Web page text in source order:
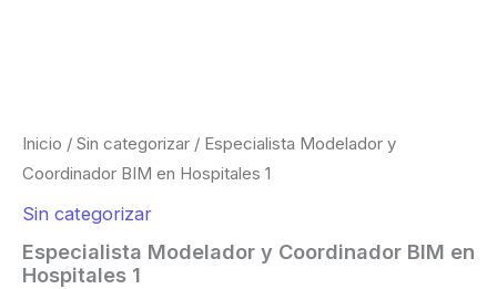
Inicio / Sin categorizar / Especialista Modelador y
Coordinador BIM en Hospitales 1
Sin categorizar
Especialista Modelador y Coordinador BIM en
Hospitales 1